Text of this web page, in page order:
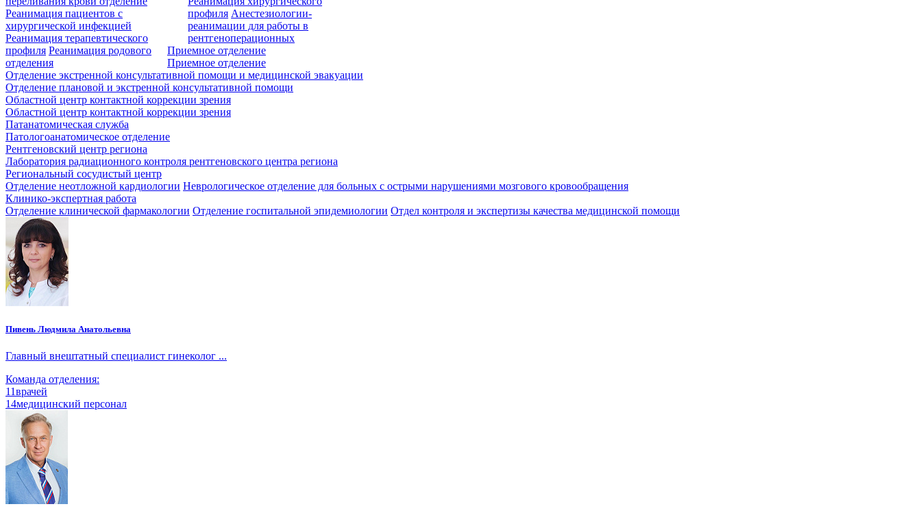
Реанимация пациентов с
хирургической инфекцией
Реанимация терапевтического
профиля Реанимация родового
отделения
профиля Анестезиологии-
реанимации для работы в
рентгеноперационных
Приемное отделение
Приемное отделение
Отделение экстренной консультативной помощи и медицинской эвакуации
Отделение плановой и экстренной консультативной помощи
Областной центр контактной коррекции зрения
Областной центр контактной коррекции зрения
Патанатомическая служба
Патологоанатомическое отделение
Рентгеновский центр региона
Лаборатория радиационного контроля рентгеновского центра региона
Региональный сосудистый центр
Отделение неотложной кардиологии Неврологическое отделение для больных с острыми нарушениями мозгового кровообращения
Клинико-экспертная работа
Отделение клинической фармакологии Отделение госпитальной эпидемиологии Отдел контроля и экспертизы качества медицинской помощи
Пивень Людмила Анатольевна
Главный внештатный специалист гинеколог ...
Команда отделения:
11врачей
14медицинский персонал